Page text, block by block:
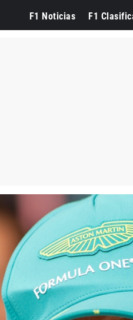
F1 Noticias F1